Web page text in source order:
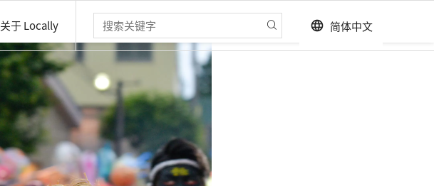
关于 Locally language 简体中文